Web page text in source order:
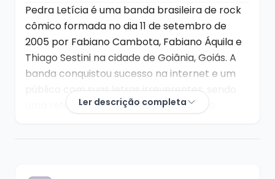
Pedra Letícia é uma banda brasileira de rock
cômico formada no dia 11 de setembro de
2005 por Fabiano Cambota, Fabiano Áquila e
Thiago Sestini na cidade de Goiânia, Goiás. A
banda conquistou sucesso na internet e um
público com suas letras irreverentes, sendo
uma referência no gênero rock cômico.
Ler descrição completa